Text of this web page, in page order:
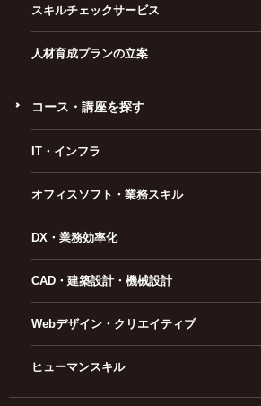
スキルチェックサービス
人材育成プランの立案
コース・講座を探す
IT・インフラ
オフィスソフト・業務スキル
DX・業務効率化
CAD・建築設計・機械設計
Webデザイン・クリエイティブ
ヒューマンスキル